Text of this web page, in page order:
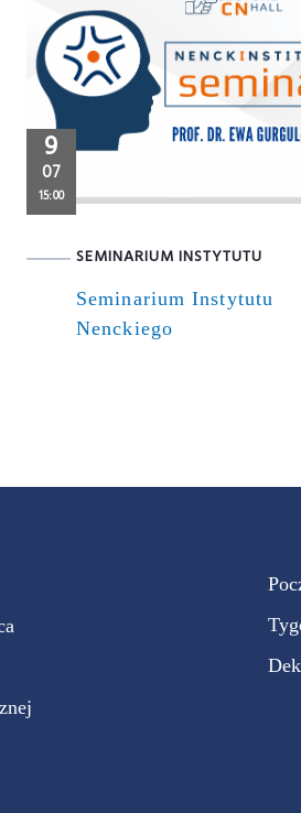
9
07
15:00
SEMINARIUM INSTYTUTU
Seminarium Instytutu
Nenckiego